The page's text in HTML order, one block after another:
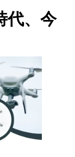
代、今